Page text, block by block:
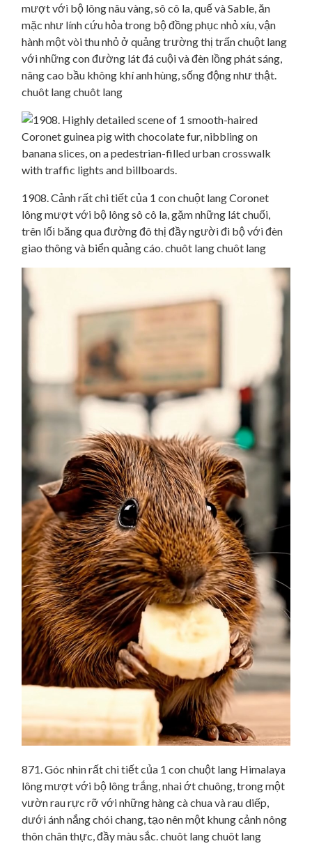
mượt với bộ lông nâu vàng, sô cô la, quế và Sable, ăn
mặc như lính cứu hỏa trong bộ đồng phục nhỏ xíu, vận
hành một vòi thu nhỏ ở quảng trường thị trấn chuột lang
với những con đường lát đá cuội và đèn lồng phát sáng,
nâng cao bầu không khí anh hùng, sống động như thật.
chuôt lang chuôt lang
1908. Cảnh rất chi tiết của 1 con chuột lang Coronet
lông mượt với bộ lông sô cô la, gặm những lát chuối,
trên lối băng qua đường đô thị đầy người đi bộ với đèn
giao thông và biển quảng cáo. chuôt lang chuôt lang
871. Góc nhìn rất chi tiết của 1 con chuột lang Himalaya
lông mượt với bộ lông trắng, nhai ớt chuông, trong một
vườn rau rực rỡ với những hàng cà chua và rau diếp,
dưới ánh nắng chói chang, tạo nên một khung cảnh nông
thôn chân thực, đầy màu sắc. chuôt lang chuôt lang